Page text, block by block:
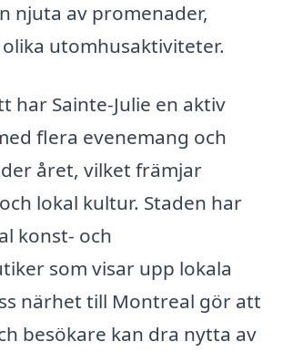
njuta av promenader,
utomhusaktiviteter.
har Sainte-Julie en aktiv
flera evenemang och
året, vilket främjar
lokal kultur. Staden har
konst- och
som visar upp lokala
närhet till Montreal gör att
besökare kan dra nytta av